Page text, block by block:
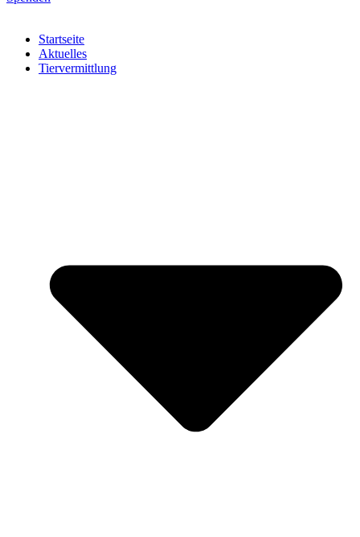
Startseite
Aktuelles
Tiervermittlung